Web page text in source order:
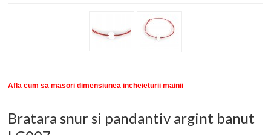
Afla cum sa masori dimensiunea incheieturii mainii
Bratara snur si pandantiv argint banut